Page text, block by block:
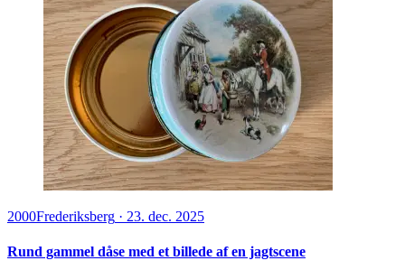
2000Frederiksberg · 23. dec. 2025
Rund gammel dåse med et billede af en jagtscene